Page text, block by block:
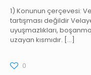
1) Konunun çerçevesi:
tartışması değildir
uyuşmazlıkları,
uzayan kısmıdır. […]
0